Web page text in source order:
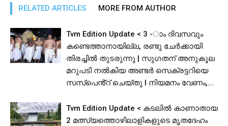
RELATED ARTICLES MORE FROM AUTHOR
Tvm Edition Update < 3 -ാം ദിവസവും
കണ്ടെത്താനായില്ല, രണ്ടു ചേർക്കായി
തിരച്ചിൽ തുടരുന്നു | സുഗതന് അനുകൂല
മറുപടി നൽകിയ അണ്ടര്‍ സെക്രട്ടറിയെ
സസ്പെൻ്റ് ചെയ്തു l നിയമനം വേണം,...
Tvm Edition Update < കടലിൽ കാണാതായ
2 മത്സ്യത്തൊഴിലാളികളുടെ മൃതദേഹം